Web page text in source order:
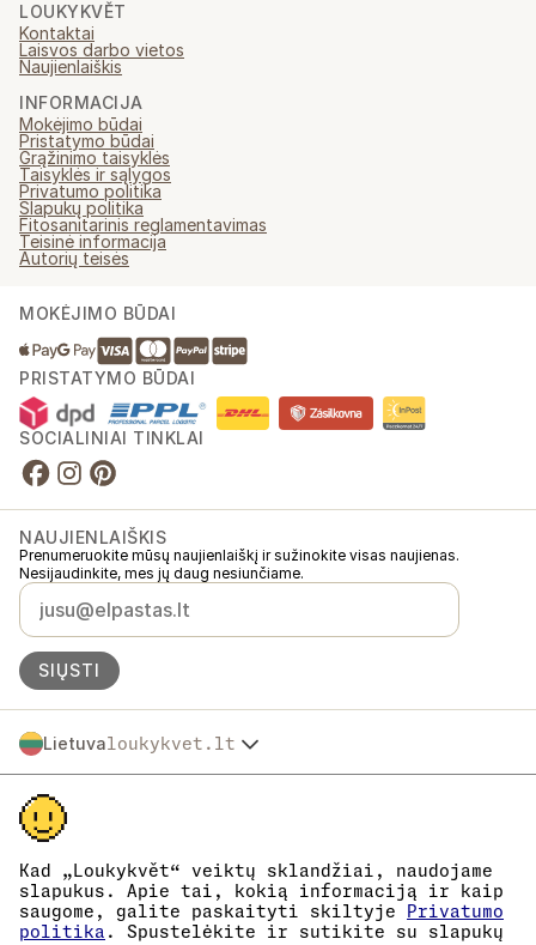
Kad „Loukykvět“ veiktų sklandžiai, naudojame
slapukus. Apie tai, kokią informaciją ir kaip
saugome, galite paskaityti skiltyje
Privatumo
politika . Spustelėkite ir sutikite su slapukų
LOUKYKVĚT
Kontaktai
Laisvos darbo vietos
Naujienlaiškis
INFORMACIJA
Mokėjimo būdai
Pristatymo būdai
Grąžinimo taisyklės
Taisyklės ir sąlygos
Privatumo politika
Slapukų politika
Fitosanitarinis reglamentavimas
Teisinė informacija
Autorių teisės
MOKĖJIMO BŪDAI
PRISTATYMO BŪDAI
SOCIALINIAI TINKLAI
NAUJIENLAIŠKIS
Prenumeruokite mūsų naujienlaiškį ir sužinokite visas naujienas.
Nesijaudinkite, mes jų daug nesiunčiame.
SIŲSTI
Lietuvaloukykvet.lt
Česko
Slovensko
Polska
Österreich
Deutschland
France
België
Danmark
Loukykvět s.r.o. yra registruota Prahos miesto teismo komerciniame
registre, C skyrius, byla 268616.
EKF00180493.
Augalų pasams išduoti naudojame registracijos numerį 0636.
Mūsų įmonės kodas yra 05663687, PVM mokėtojo kodas –
CZ05663687.
Duomenų dėžutės ID yra eng827q.